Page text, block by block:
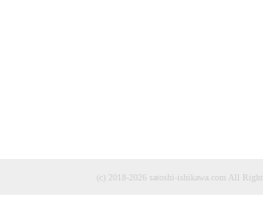
(c) 2018-2026 satoshi-ishikawa.com All